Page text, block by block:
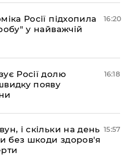
Росії підхопила
у найважчій
16:20
Росії долю
появу
16:18
і скільки на день
без шкоди здоров'я
15:57